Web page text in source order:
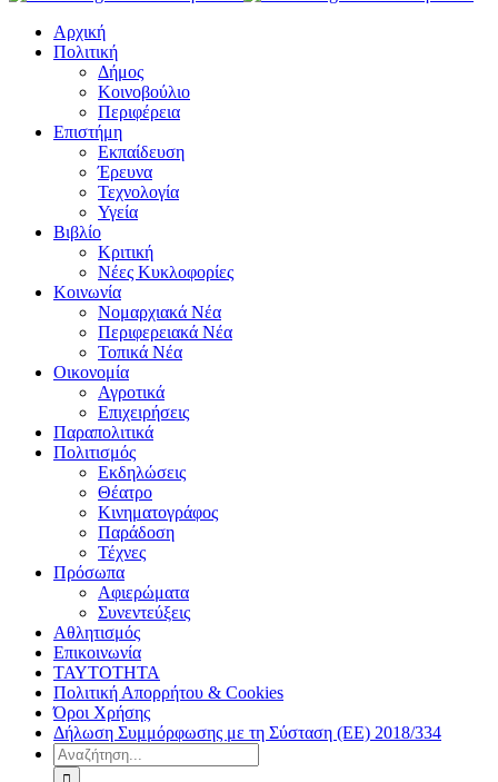
Αρχική
Πολιτική
Δήμος
Κοινοβούλιο
Περιφέρεια
Επιστήμη
Εκπαίδευση
Έρευνα
Τεχνολογία
Υγεία
Βιβλίο
Κριτική
Νέες Κυκλοφορίες
Κοινωνία
Νομαρχιακά Νέα
Περιφερειακά Νέα
Τοπικά Νέα
Οικονομία
Αγροτικά
Επιχειρήσεις
Παραπολιτικά
Πολιτισμός
Εκδηλώσεις
Θέατρο
Κινηματογράφος
Παράδοση
Τέχνες
Πρόσωπα
Αφιερώματα
Συνεντεύξεις
Αθλητισμός
Επικοινωνία
ΤΑΥΤΟΤΗΤΑ
Πολιτική Απορρήτου & Cookies
Όροι Χρήσης
Δήλωση Συμμόρφωσης με τη Σύσταση (ΕΕ) 2018/334
Αναζήτηση
για: